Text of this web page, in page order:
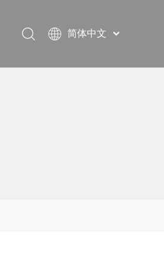
简体中文